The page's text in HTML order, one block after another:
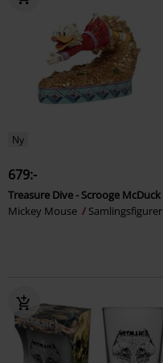
Ny
679:-
Treasure Dive - Scrooge McDuck
Mickey Mouse
Samlingsfigurer